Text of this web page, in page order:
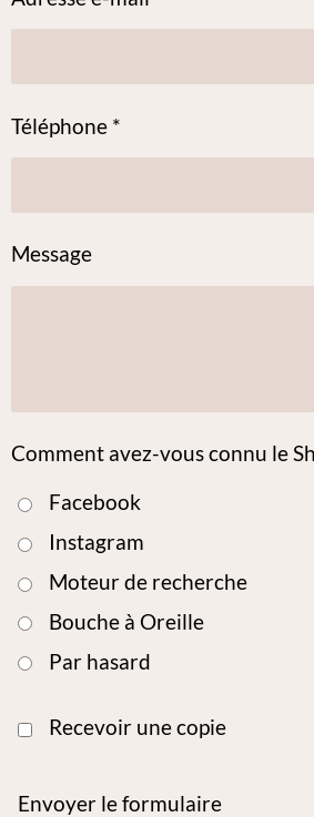
Téléphone *
Message
Comment avez-vous connu le
Facebook
Instagram
Moteur de recherche
Bouche à Oreille
Par hasard
Recevoir une copie
Envoyer le formulaire